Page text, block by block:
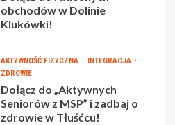
obchodów w Dolinie
Klukówki!
AKTYWNOŚĆ FIZYCZNA
INTEGRACJA
ZDROWIE
Dołącz do „Aktywnych
Seniorów z MSP” i zadbaj o
zdrowie w Tłuśćcu!